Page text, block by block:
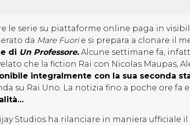
le serie su piattaforme online paga in
da Mare Fuorie si prepara a clonare il
di Un Professore. Alcune settimane fa,
che la fiction Rai con Nicolas Maupas,
integralmente con la sua seconda
su Rai Uno. La notizia fino a poche ore fa
Studios ha rilanciare in maniera ufficiale